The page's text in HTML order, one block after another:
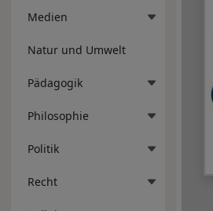
Medien
Natur und Umwelt
Pädagogik
Philosophie
Politik
Recht